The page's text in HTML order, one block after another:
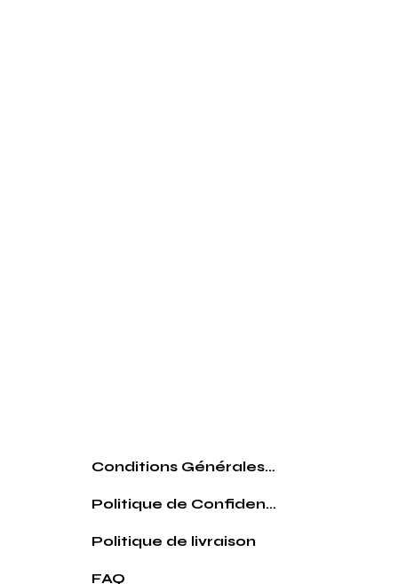
Conditions Générales de vente
Politique de Confidentialité
Politique de livraison
FAQ